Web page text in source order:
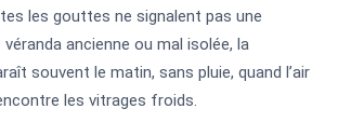
les gouttes ne signalent pas une
ancienne ou mal isolée, la
souvent le matin, sans pluie, quand l’air
les vitrages froids.